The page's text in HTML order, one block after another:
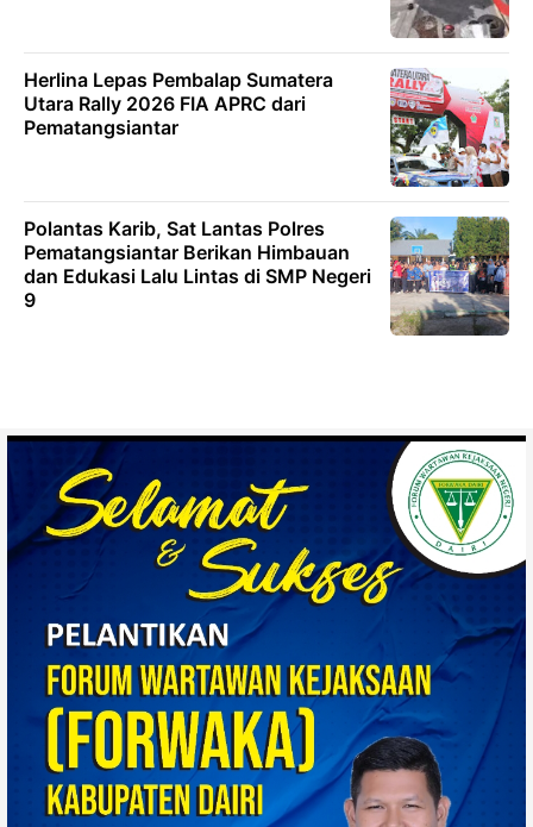
Herlina Lepas Pembalap Sumatera
Utara Rally 2026 FIA APRC dari
Pematangsiantar
Polantas Karib, Sat Lantas Polres
Pematangsiantar Berikan Himbauan
dan Edukasi Lalu Lintas di SMP Negeri
9